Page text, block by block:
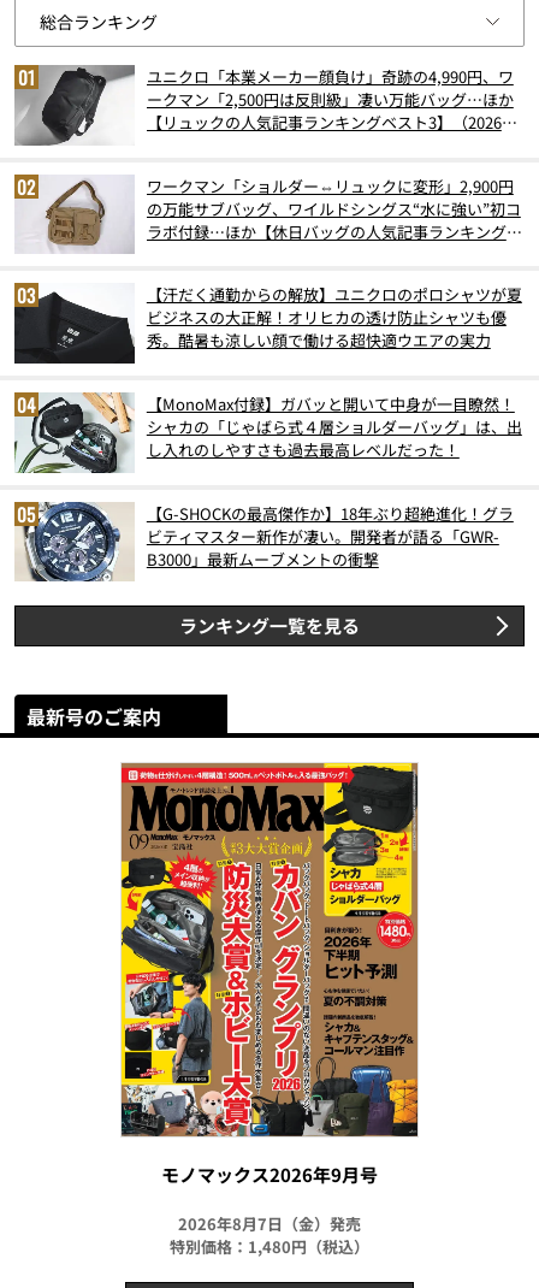
ユニクロ「本業メーカー顔負け」奇跡の4,990円、ワ
ークマン「2,500円は反則級」凄い万能バッグ…ほか
【リュックの人気記事ランキングベスト3】（2026年
ワークマン「ショルダー⇔リュックに変形」2,900円
の万能サブバッグ、ワイルドシングス“水に強い”初コ
ラボ付録…ほか【休日バッグの人気記事ランキングベ
【汗だく通勤からの解放】ユニクロのポロシャツが夏
ビジネスの大正解！オリヒカの透け防止シャツも優
秀。酷暑も涼しい顔で働ける超快適ウエアの実力
【MonoMax付録】ガバッと開いて中身が一目瞭然！
シャカの「じゃばら式４層ショルダーバッグ」は、出
し入れのしやすさも過去最高レベルだった！
【G-SHOCKの最高傑作か】18年ぶり超絶進化！グラ
ビティマスター新作が凄い。開発者が語る「GWR-
B3000」最新ムーブメントの衝撃
ランキング一覧を見る
最新号のご案内
モノマックス2026年9月号
2026年8月7日（金）発売
特別価格：1,480円（税込）